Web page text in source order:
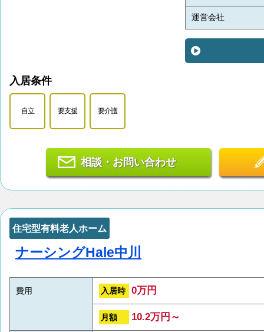
運営会社
入居条件
自立 要支援 要介護
相談・お問い合わせ
住宅型有料老人ホーム
ナーシングHale中川
費用 入居時 0万円
月額 10.2万円～